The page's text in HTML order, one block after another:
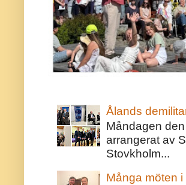
Ålands
Måndagen
arrangerat av
Stovkholm...
Många möten